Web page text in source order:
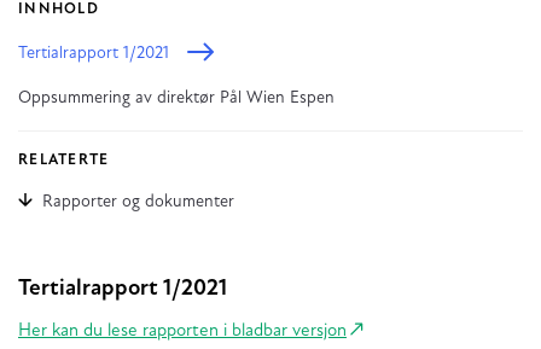
INNHOLD
Tertialrapport 1/2021
Oppsummering av direktør Pål Wien Espen
RELATERTE
Rapporter og dokumenter
Tertialrapport 1/2021
Her kan du lese rapporten i bladbar versjon